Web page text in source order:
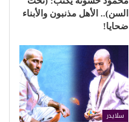
السن).. الأهل مذنبون والأبناء
ضحايا!
سلايدر